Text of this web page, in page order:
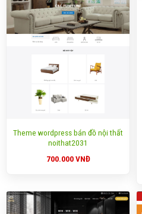
Theme wordpress bán đồ nội thất
noithat2031
700.000VNĐ